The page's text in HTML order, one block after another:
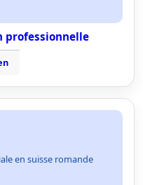
professionnelle
en suisse romande